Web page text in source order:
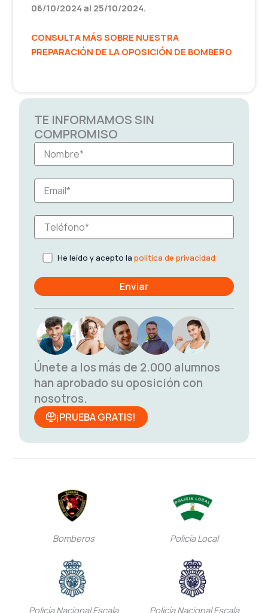
06/10/2024 al 25/10/2024.
CONSULTA MÁS SOBRE NUESTRA
PREPARACIÓN DE LA OPOSICIÓN DE BOMBERO
TE INFORMAMOS SIN
COMPROMISO
He leído y acepto la política de privacidad
Únete a los más de 2.000 alumnos
han aprobado su oposición con
nosotros.
¡PRUEBA GRATIS!
Bomberos Policía Local
Policía Nacional Escala Policía Nacional Escala